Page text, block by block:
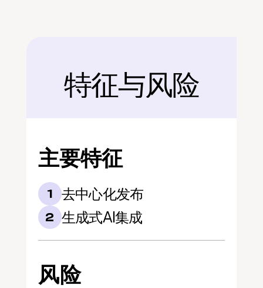
后面
特征与风险
主要特征
1 去中心化发布
2 生成式AI集成
风险